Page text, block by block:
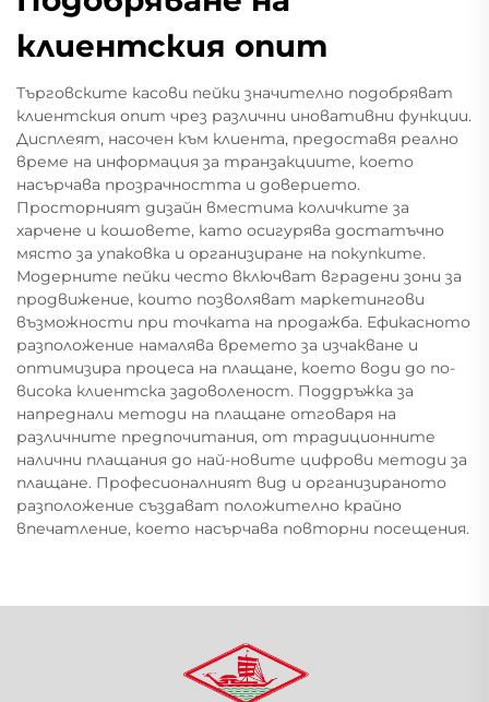
клиентския опит
Търговските касови пейки значително подобряват
клиентския опит чрез различни иновативни функции.
Дисплеят, насочен към клиента, предоставя реално
време на информация за транзакциите, което
насърчава прозрачността и доверието.
Просторният дизайн вместима количките за
харчене и кошовете, като осигурява достатъчно
място за упаковка и организиране на покупките.
Модерните пейки често включват вградени зони за
продвижение, които позволяват маркетингови
възможности при точката на продажба. Ефикасното
разположение намалява времето за изчакване и
оптимизира процеса на плащане, което води до по-
висока клиентска задоволеност. Поддръжка за
напреднали методи на плащане отговаря на
различните предпочитания, от традиционните
налични плащания до най-новите цифрови методи за
плащане. Професионалният вид и организираното
разположение създават положително крайно
впечатление, което насърчава повторни посещения.